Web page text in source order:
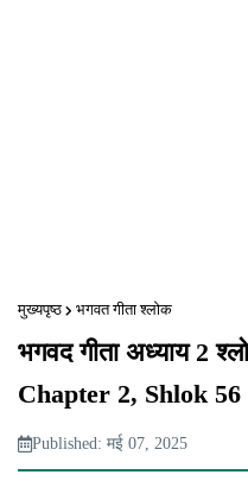
मुख्यपृष्ठ भगवत गीता श्लोक
भगवद गीता अध्याय 2
Chapter 2, Shlok 56
Published: मई 07, 2025